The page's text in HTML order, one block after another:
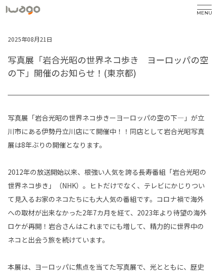
MENU
2025年08月21日
写真展「岩合光昭の世界ネコ歩き ヨーロッパの空
の下」開催のお知らせ！(東京都)
写真展「岩合光昭の世界ネコ歩きーヨーロッパの空の下―」が立
川市にある伊勢丹立川店にて開催中！！同店として岩合光昭写真
展は8年ぶりの開催となります。
2012年の放送開始以来、根強い人気を誇る長寿番組「岩合光昭の
世界ネコ歩き」（NHK）。ヒトだけでなく、テレビにかじりつい
て見入るお家のネコたちにも大人気の番組です。コロナ禍で海外
への取材が出来なかった2年7カ月を経て、2023年より待望の海外
ロケが再開！岩合さんはこれまでにも増して、精力的に世界中の
ネコと出会う旅を続けています。
本展は、ヨーロッパに焦点を当てた写真展で、光とともに、歴史